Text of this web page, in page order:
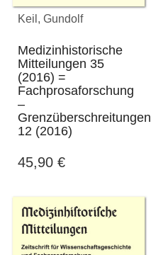
Keil, Gundolf
Medizinhistorische
Mitteilungen 35
(2016) =
Fachprosaforschung
–
Grenzüberschreitungen
12 (2016)
45,90 €